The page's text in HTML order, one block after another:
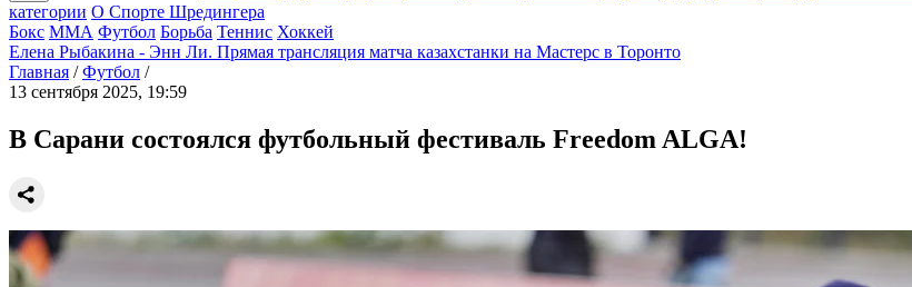
категории О Спорте Шредингера
Бокс ММА Футбол Борьба Теннис Хоккей
Елена Рыбакина - Энн Ли. Прямая трансляция матча казахстанки на Мастерс в Торонто
Главная / Футбол /
13 сентября 2025, 19:59
В Сарани состоялся футбольный фестиваль Freedom ALGA!